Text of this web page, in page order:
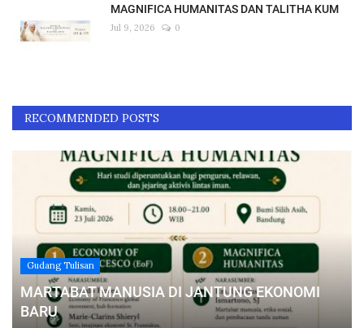
MAGNIFICA HUMANITAS DAN TALITHA KUM
Jul 9, 2026 0
RECOMMENDED POSTS
Gudang Tulisan
MARTABAT MANUSIA DI JANTUNG EKONOMI
BARU